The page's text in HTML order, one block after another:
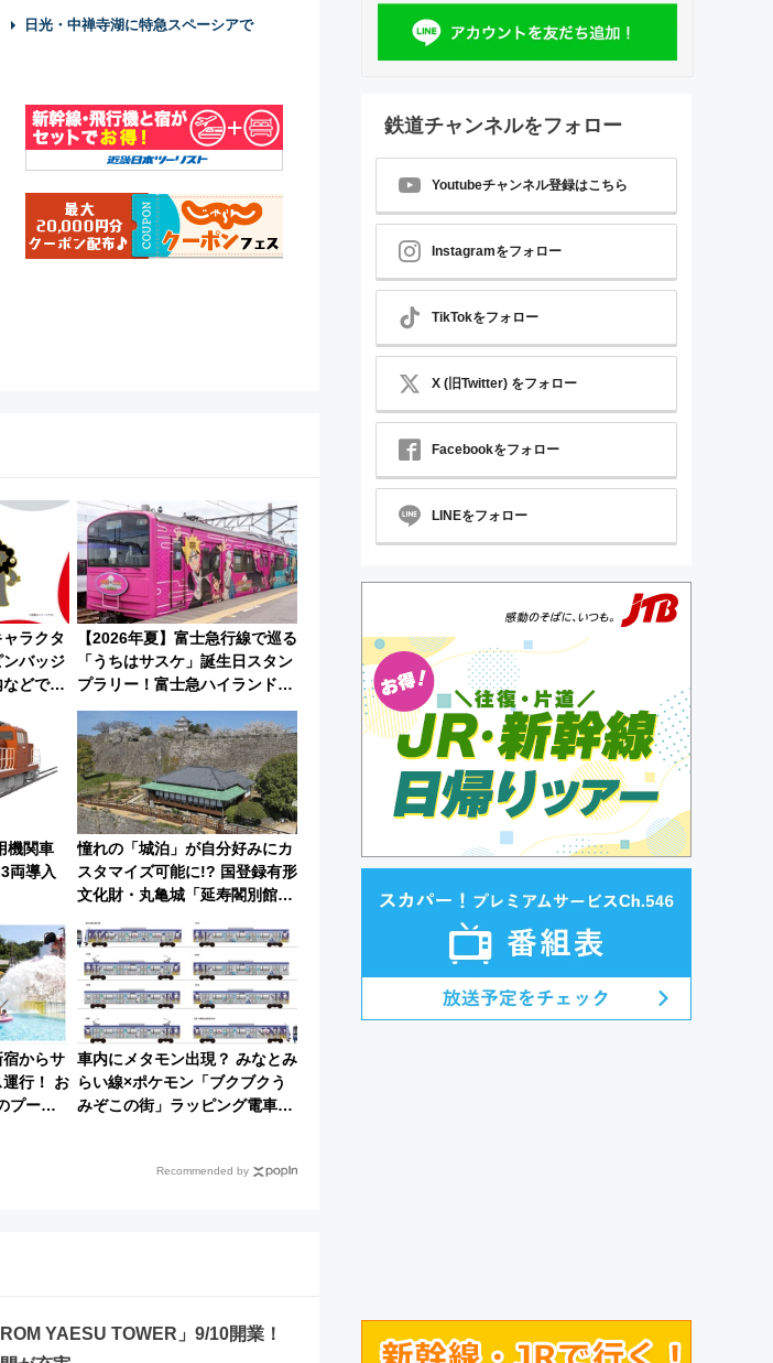
日光・中禅寺湖に特急スペーシアで
ラクタ
バッジ
どで7
【2026年夏】富士急行線で巡る
「うちはサスケ」誕生日スタン
プラリー！富士急ハイランド限
定グルメ＆グッズ徹底ガイド
機関車
両導入
憧れの「城泊」が自分好みにカ
スタマイズ可能に!? 国登録有形
文化財・丸亀城「延寿閣別館」
ンが誕生！
からサ
行！ お
プール
車内にメタモン出現？ みなとみ
らい線×ポケモン「ブクブクう
みぞこの街」ラッピング電車が
Recommended by
YAESU TOWER」9/10開業！
鉄道チャンネルをフォロー
Youtubeチャンネル登録はこちら
Instagramをフォロー
TikTokをフォロー
X (旧Twitter) をフォロー
Facebookをフォロー
LINEをフォロー